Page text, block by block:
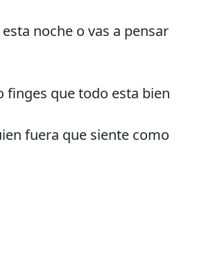
noche o vas a pensar
finges que todo esta bien
fuera que siente como